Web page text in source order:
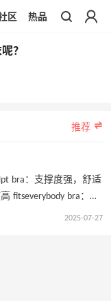
区 热品
？
推荐
bra：支撑度强，舒适
fitseverybody bra：支
bra：支撑力度强，
人情况选择适合的内
2025-07-27